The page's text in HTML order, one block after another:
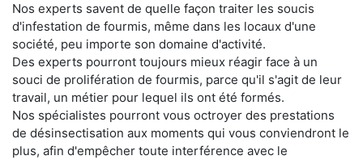
Nos experts savent de quelle façon traiter les soucis
d'infestation de fourmis, même dans les locaux d'une
société, peu importe son domaine d'activité.
Des experts pourront toujours mieux réagir face à un
souci de prolifération de fourmis, parce qu'il s'agit de leur
travail, un métier pour lequel ils ont été formés.
Nos spécialistes pourront vous octroyer des prestations
de désinsectisation aux moments qui vous conviendront le
plus, afin d'empêcher toute interférence avec le